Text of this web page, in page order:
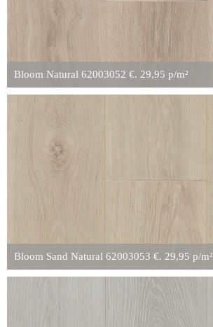
Bloom Natural 62003052 €. 29,95 p/m²
Bloom Sand Natural 62003053 €. 29,95 p/m²